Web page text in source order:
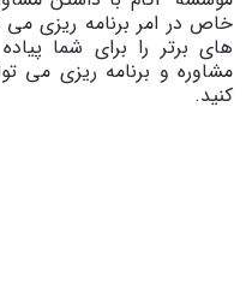
خاص در امر برنامه ریزی می
های برتر را برای شما
مشاوره و برنامه ریزی می
کنید.